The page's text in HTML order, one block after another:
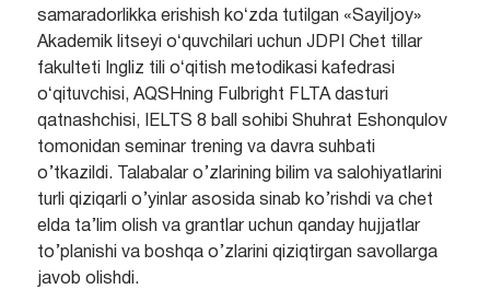
samaradorlikka erishish koʻzda tutilgan «Sayiljoy»
Akademik litseyi oʻquvchilari uchun JDPI Chet tillar
fakulteti Ingliz tili oʻqitish metodikasi kafedrasi
oʻqituvchisi, AQSHning Fulbright FLTA dasturi
qatnashchisi, IELTS 8 ball sohibi Shuhrat Eshonqulov
tomonidan seminar trening va davra suhbati
o’tkazildi. Talabalar o’zlarining bilim va salohiyatlarini
turli qiziqarli o’yinlar asosida sinab ko’rishdi va chet
elda ta’lim olish va grantlar uchun qanday hujjatlar
to’planishi va boshqa o’zlarini qiziqtirgan savollarga
javob olishdi.